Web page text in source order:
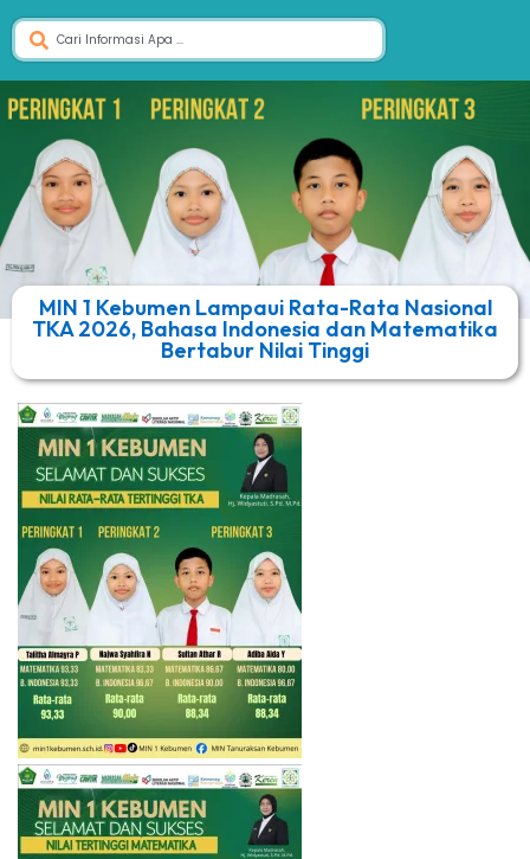
MIN 1 Kebumen Lampaui Rata-Rata Nasional
TKA 2026, Bahasa Indonesia dan Matematika
Bertabur Nilai Tinggi